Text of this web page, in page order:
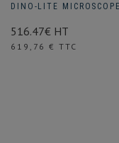
DINO-LITE
516.47€ HT
Prix
619,76 € TTC